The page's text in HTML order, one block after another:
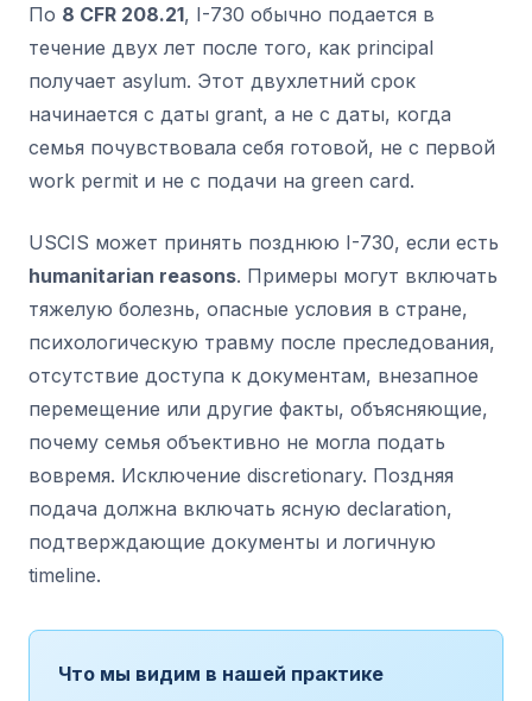
По 8 CFR 208.21, I-730 обычно подается в
течение двух лет после того, как principal
получает asylum. Этот двухлетний срок
начинается с даты grant, а не с даты, когда
семья почувствовала себя готовой, не с первой
work permit и не с подачи на green card.
USCIS может принять позднюю I-730, если есть
humanitarian reasons. Примеры могут включать
тяжелую болезнь, опасные условия в стране,
психологическую травму после преследования,
отсутствие доступа к документам, внезапное
перемещение или другие факты, объясняющие,
почему семья объективно не могла подать
вовремя. Исключение discretionary. Поздняя
подача должна включать ясную declaration,
подтверждающие документы и логичную
timeline.
Что мы видим в нашей практике